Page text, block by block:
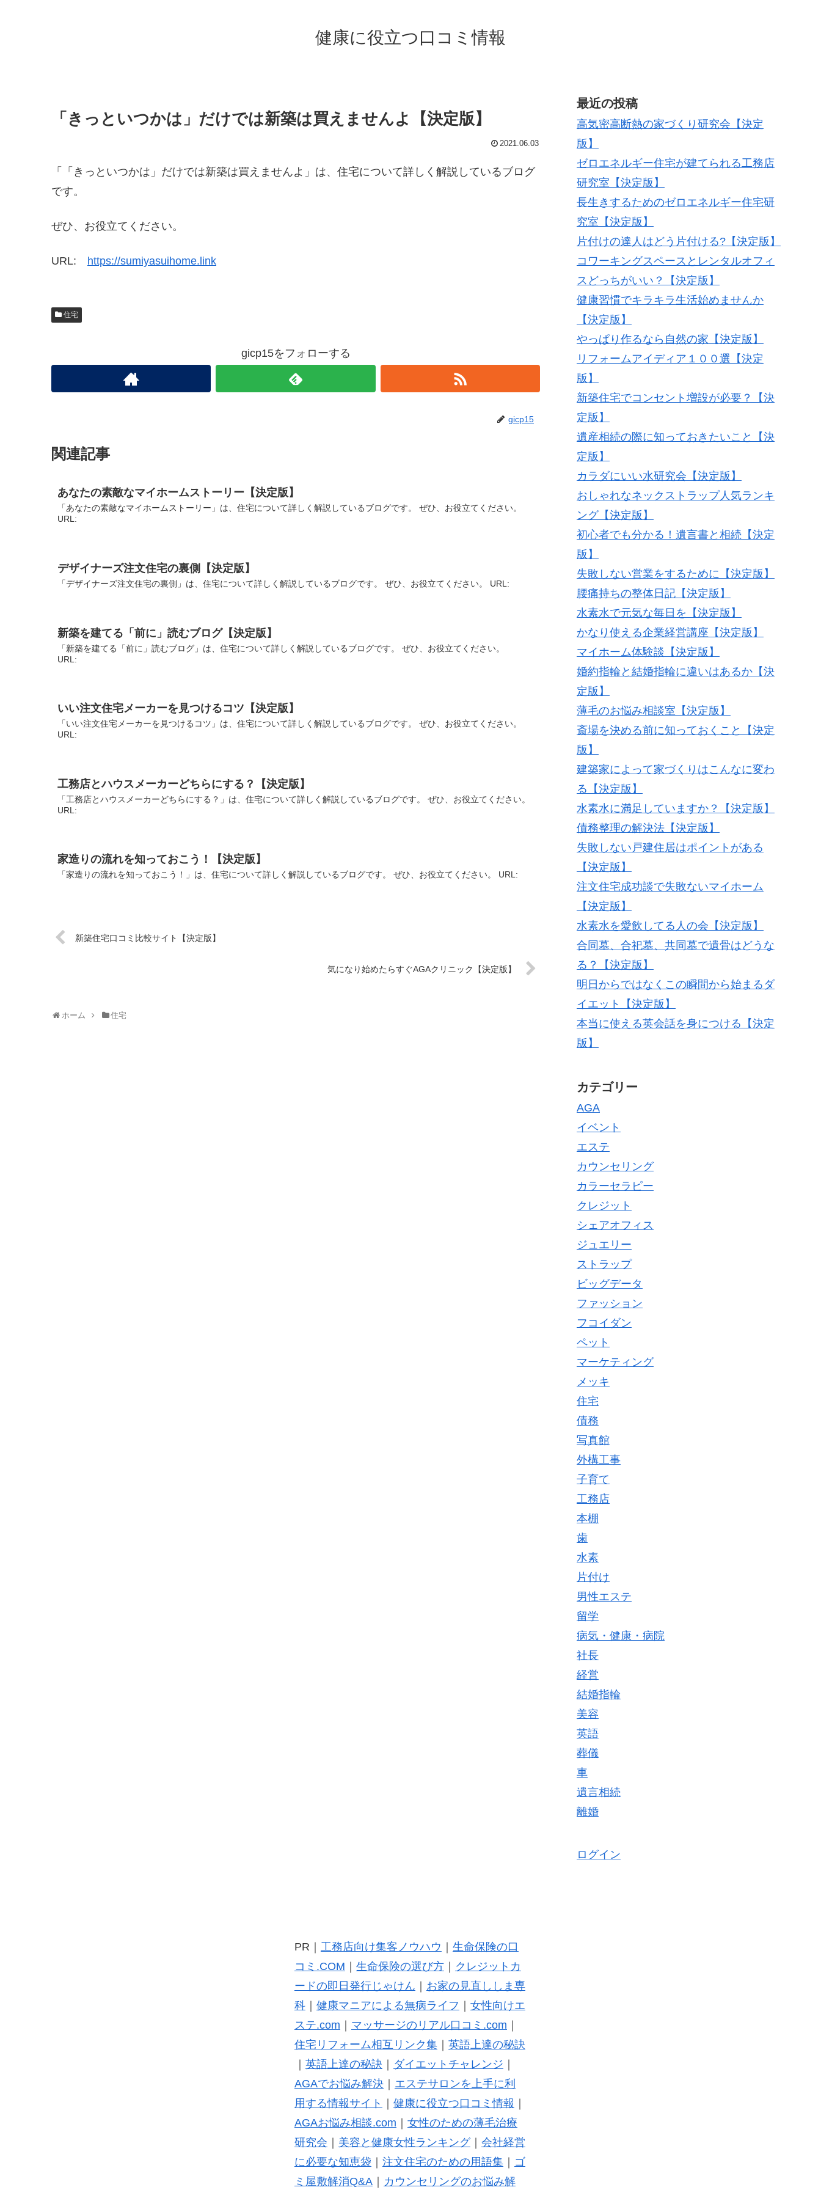
健康に役立つ口コミ情報
「きっといつかは」だけでは新築は買えませんよ【決定版】
2021.06.03
「「きっといつかは」だけでは新築は買えませんよ」は、住宅について詳しく解説しているブログ
です。
ぜひ、お役立てください。
URL: https://sumiyasuihome.link
住宅
gicp15をフォローする
gicp15
関連記事
あなたの素敵なマイホームストーリー【決定版】
「あなたの素敵なマイホームストーリー」は、住宅について詳しく解説しているブログです。 ぜひ、お役立てください。
URL:
デザイナーズ注文住宅の裏側【決定版】
「デザイナーズ注文住宅の裏側」は、住宅について詳しく解説しているブログです。 ぜひ、お役立てください。 URL:
新築を建てる「前に」読むブログ【決定版】
「新築を建てる「前に」読むブログ」は、住宅について詳しく解説しているブログです。 ぜひ、お役立てください。
URL:
いい注文住宅メーカーを見つけるコツ【決定版】
「いい注文住宅メーカーを見つけるコツ」は、住宅について詳しく解説しているブログです。 ぜひ、お役立てください。
URL:
工務店とハウスメーカーどちらにする？【決定版】
「工務店とハウスメーカーどちらにする？」は、住宅について詳しく解説しているブログです。 ぜひ、お役立てください。
URL:
家造りの流れを知っておこう！【決定版】
「家造りの流れを知っておこう！」は、住宅について詳しく解説しているブログです。 ぜひ、お役立てください。 URL:
新築住宅口コミ比較サイト【決定版】
気になり始めたらすぐAGAクリニック【決定版】
ホーム 住宅
最近の投稿
高気密高断熱の家づくり研究会【決定
版】
ゼロエネルギー住宅が建てられる工務店
研究室【決定版】
長生きするためのゼロエネルギー住宅研
究室【決定版】
片付けの達人はどう片付ける?【決定版】
コワーキングスペースとレンタルオフィ
スどっちがいい？【決定版】
健康習慣でキラキラ生活始めませんか
【決定版】
やっぱり作るなら自然の家【決定版】
リフォームアイディア１００選【決定
版】
新築住宅でコンセント増設が必要？【決
定版】
遺産相続の際に知っておきたいこと【決
定版】
カラダにいい水研究会【決定版】
おしゃれなネックストラップ人気ランキ
ング【決定版】
初心者でも分かる！遺言書と相続【決定
版】
失敗しない営業をするために【決定版】
腰痛持ちの整体日記【決定版】
水素水で元気な毎日を【決定版】
かなり使える企業経営講座【決定版】
マイホーム体験談【決定版】
婚約指輪と結婚指輪に違いはあるか【決
定版】
薄毛のお悩み相談室【決定版】
斎場を決める前に知っておくこと【決定
版】
建築家によって家づくりはこんなに変わ
る【決定版】
水素水に満足していますか？【決定版】
債務整理の解決法【決定版】
失敗しない戸建住居はポイントがある
【決定版】
注文住宅成功談で失敗ないマイホーム
【決定版】
水素水を愛飲してる人の会【決定版】
合同墓、合祀墓、共同墓で遺骨はどうな
る？【決定版】
明日からではなくこの瞬間から始まるダ
イエット【決定版】
本当に使える英会話を身につける【決定
版】
カテゴリー
AGA
イベント
エステ
カウンセリング
カラーセラピー
クレジット
シェアオフィス
ジュエリー
ストラップ
ビッグデータ
ファッション
フコイダン
ペット
マーケティング
メッキ
住宅
債務
写真館
外構工事
子育て
工務店
本棚
歯
水素
片付け
男性エステ
留学
病気・健康・病院
社長
経営
結婚指輪
美容
英語
葬儀
車
遺言相続
離婚
ログイン
PR｜ 工務店向け集客ノウハウ
生命保険の口
コミ.COM
生命保険の選び方｜
クレジットカ
ードの即日発行じゃけん
お家の見直ししま専
科｜ 健康マニアによる無病ライフ
女性向けエ
ステ.com
マッサージのリアル口コミ.com
住宅リフォーム相互リンク集｜ 英語上達の秘訣
英語上達の秘訣 ダイエットチャレンジ
AGAでお悩み解決｜ エステサロンを上手に利
用する情報サイト
健康に役立つ口コミ情報
AGAお悩み相談.com
女性のための薄毛治療
研究会
美容と健康女性ランキング｜ 会社経営
に必要な知恵袋
注文住宅のための用語集｜
ゴ
ミ屋敷解消Q&A｜ カウンセリングのお悩み解